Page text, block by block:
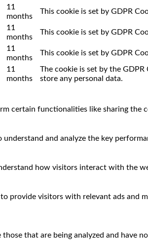
11
months
This cookie is set by GDPR
11
months
This cookie is set by GDPR
11
months
This cookie is set by GDPR
11
months
The cookie is set by the
store any personal data.
certain functionalities like sharing
understand and analyze the key
how visitors interact with the
provide visitors with relevant ads and
that are being analyzed and have